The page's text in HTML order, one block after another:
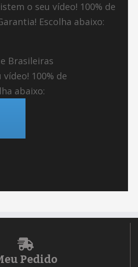
o seu vídeo! 100% de
Escolha abaixo:
e Brasileiras
100% de
abaixo:
Pedido